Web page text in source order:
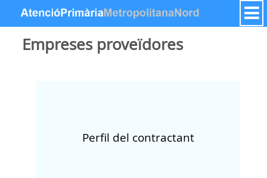
Saltar al contenido
Empreses proveïdores
Perfil del contractant